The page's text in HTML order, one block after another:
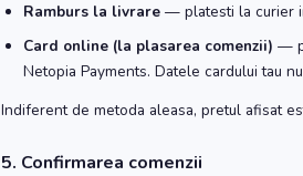
Ramburs la livrare — platesti la curier
Card online (la plasarea comenzii) —
Netopia Payments. Datele cardului tau
Indiferent de metoda aleasa, pretul afisat
5. Confirmarea comenzii